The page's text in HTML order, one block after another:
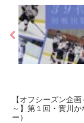
【オフシーズン企
～】第１回・實川
ー）